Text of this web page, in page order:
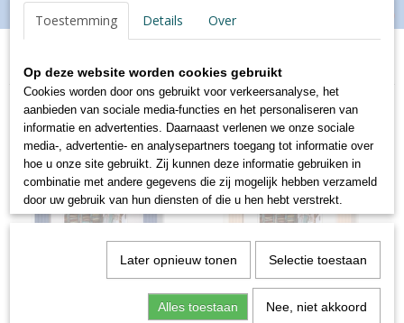
(0)
Home >Hout>Grado
Toestemming Details Over
Op deze website worden cookies gebruikt
Cookies worden door ons gebruikt voor verkeersanalyse, het
aanbieden van sociale media-functies en het personaliseren van
informatie en advertenties. Daarnaast verlenen we onze sociale
media-, advertentie- en analysepartners toegang tot informatie over
hoe u onze site gebruikt. Zij kunnen deze informatie gebruiken in
combinatie met andere gegevens die zij mogelijk hebben verzameld
door uw gebruik van hun diensten of die u hen hebt verstrekt.
Later opnieuw tonen Selectie toestaan
Alles toestaan Nee, niet akkoord